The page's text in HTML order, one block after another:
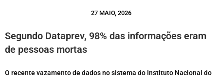
27 MAIO, 2026
Segundo Dataprev, 98% das informações eram
de pessoas mortas
O recente vazamento de dados no sistema do Instituto Nacional do